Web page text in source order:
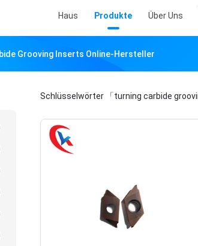
Haus Produkte Über Uns
Grooving Inserts Online-Hersteller
Schlüsselwörter 「turning carbide